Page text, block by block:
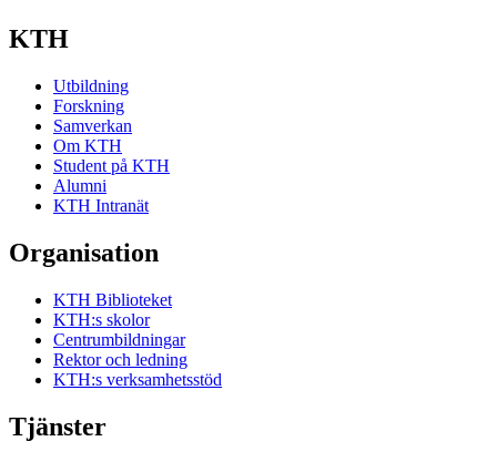
KTH
Utbildning
Forskning
Samverkan
Om KTH
Student på KTH
Alumni
KTH Intranät
Organisation
KTH Biblioteket
KTH:s skolor
Centrumbildningar
Rektor och ledning
KTH:s verksamhetsstöd
Tjänster